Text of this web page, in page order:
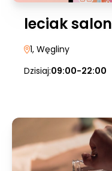
leciak salon
1, Węgliny
Dzisiaj:09:00-22:00